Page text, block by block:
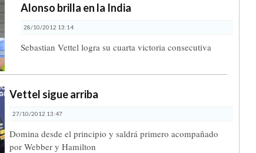
Alonso brilla en la India
28/10/2012 13:14
Sebastian Vettel logra su cuarta victoria consecutiva
Vettel sigue arriba
27/10/2012 13:47
Domina desde el principio y saldrá primero acompañado
por Webber y Hamilton